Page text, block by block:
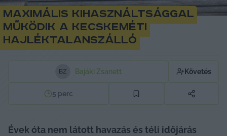
Maximális kihasználtsággal
működik a kecskeméti
hajléktalanszálló
BZ Bajáki Zsanett Követés
5 perc
Évek óta nem látott havazás és téli időjárás